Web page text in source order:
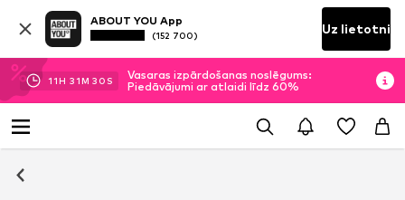
ABOUT YOU App
(152 700) Uz lietotni
11H 31M 29 S
Vasaras izpārdošanas noslēgums:
Piedāvājumi ar atlaidi līdz 60%